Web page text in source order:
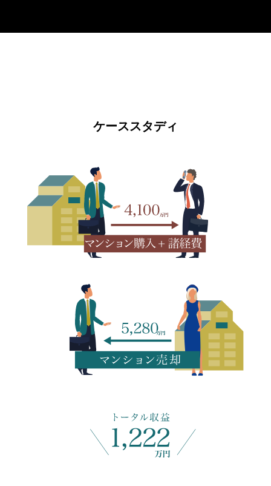
ケーススタディ